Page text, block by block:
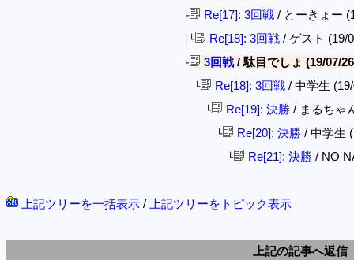
├ Re[17]: 3回戦 / とーきょー
│└ Re[18]: 3回戦 / ゲスト (19/
└ 3回戦/ 駄目でしょ (19/07/
└ Re[18]: 3回戦 / 中学生
└ Re[19]: 決勝 / まるちゃ
└ Re[20]: 決勝 / 中学生
└ Re[21]: 決勝 / NO
上記ツリーを一括表示 / 上記ツリーをトピック表示
上記の記事へ返信